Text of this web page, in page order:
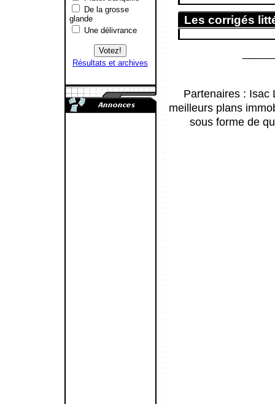
Les corrigés
Partenaires : Isac
meilleurs plans
sous forme de